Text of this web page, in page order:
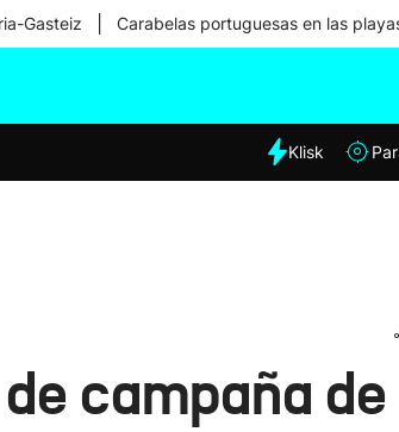
Gasteiz Carabelas portuguesas en las
Klisk
campaña de